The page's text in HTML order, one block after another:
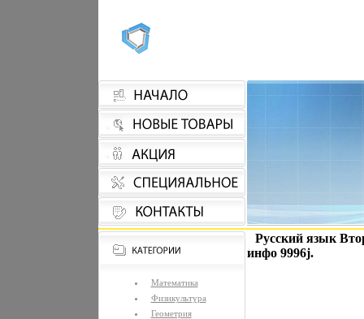
Математика
Физикультура
Геометрия
Русский язык
инфо 9996j.